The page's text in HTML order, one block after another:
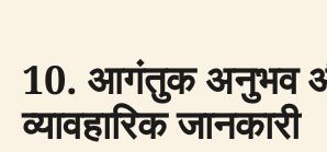
10. आगंतुक अनुभव
व्यावहारिक जानकारी